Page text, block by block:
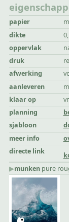
papier
dikte
oppervlak
druk
afwerking
aanleveren
klaar op
planning
sjabloon
meer info
directe link
▶︎munken pure